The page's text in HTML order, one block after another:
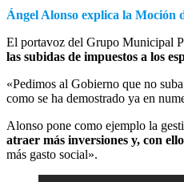
Ángel Alonso explica la Moción
El portavoz del Grupo Municipal
las subidas de impuestos a los
«Pedimos al Gobierno que no
como se ha demostrado ya en
Alonso pone como ejemplo la
atraer más inversiones y, con
más gasto social».